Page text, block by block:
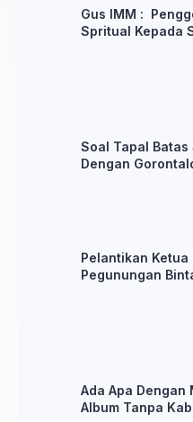
Gus IMM :
Spritual Kepada
Soal Tapal Batas
Dengan
Pelantikan Ketua
Pegunungan
Ada Apa Dengan
Album Tanpa